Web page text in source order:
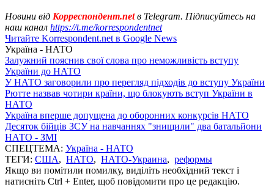
Новини від Корреспондент.netв Telegram. Підписуйтесь на
наш канал https://t.me/korrespondentnet
Читайте Korrespondent.net в Google News
Україна - НАТО
Залужний пояснив свої слова про неможливість вступу
України до НАТО
У НАТО заговорили про перегляд підходів до вступу України
Рютте назвав чотири країни, що блокують вступ України в
НАТО
Україна вперше допущена до оборонних конкурсів НАТО
Десяток бійців ЗСУ на навчаннях "знищили" два батальйони
НАТО - ЗМІ
СПЕЦТЕМА: Україна - НАТО
ТЕГИ: США, НАТО, НАТО-Украина, реформы
Якщо ви помітили помилку, виділіть необхідний текст і
натисніть Ctrl + Enter, щоб повідомити про це редакцію.